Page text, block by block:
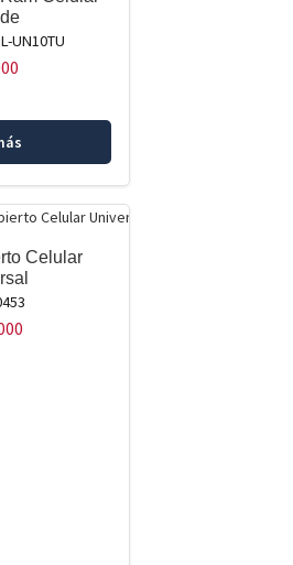
UN10TU
Celular